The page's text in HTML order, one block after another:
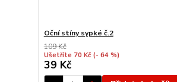
Oční stíny sypké č.2
109 Kč
Ušetříte 70 Kč (- 64 %)
39 Kč